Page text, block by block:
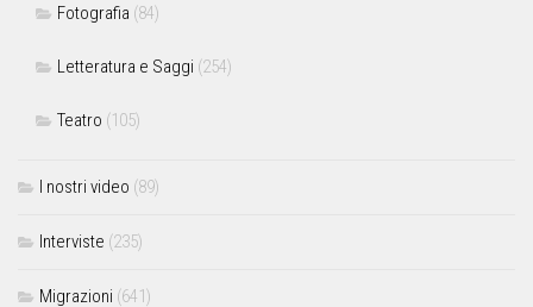
Fotografia (84)
Letteratura e Saggi (254)
Teatro (105)
I nostri video (89)
Interviste (235)
Migrazioni (641)